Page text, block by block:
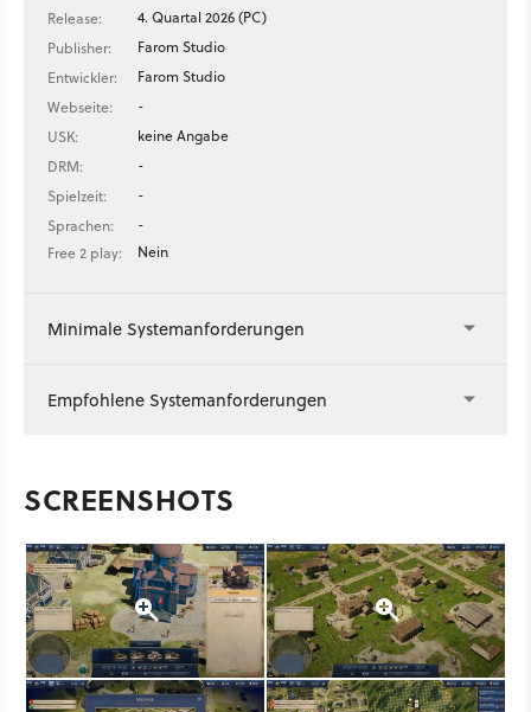
Release:
4. Quartal 2026 (PC)
Publisher:
Farom Studio
Entwickler:
Farom Studio
Webseite:
-
USK:
keine Angabe
DRM:
-
Spielzeit:
-
Sprachen:
-
Free 2 play:
Nein
Minimale Systemanforderungen
Empfohlene Systemanforderungen
SCREENSHOTS